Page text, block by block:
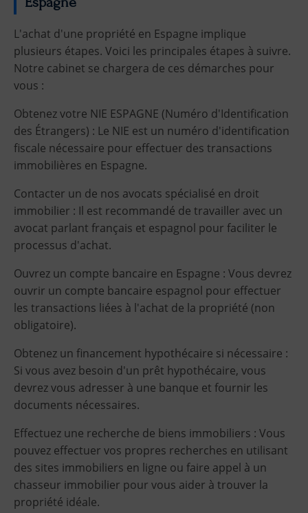
L'achat d'une propriété en Espagne implique
plusieurs étapes. Voici les principales étapes à suivre.
Notre cabinet se chargera de ces démarches pour
vous :
Obtenez votre NIE ESPAGNE (Numéro d'Identification
des Étrangers) : Le NIE est un numéro d'identification
fiscale nécessaire pour effectuer des transactions
immobilières en Espagne.
Contacter un de nos avocats spécialisé en droit
immobilier : Il est recommandé de travailler avec un
avocat parlant français et espagnol pour faciliter le
processus d'achat.
Ouvrez un compte bancaire en Espagne : Vous devrez
ouvrir un compte bancaire espagnol pour effectuer
les transactions liées à l'achat de la propriété (non
obligatoire).
Obtenez un financement hypothécaire si nécessaire :
Si vous avez besoin d'un prêt hypothécaire, vous
devrez vous adresser à une banque et fournir les
documents nécessaires.
Effectuez une recherche de biens immobiliers : Vous
pouvez effectuer vos propres recherches en utilisant
des sites immobiliers en ligne ou faire appel à un
chasseur immobilier pour vous aider à trouver la
propriété idéale.